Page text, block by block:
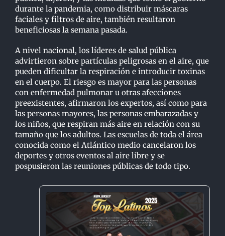
durante la pandemia, como distribuir máscaras
faciales y filtros de aire, también resultaron
beneficiosas la semana pasada.
A nivel nacional, los líderes de salud pública
advirtieron sobre partículas peligrosas en el aire, que
pueden dificultar la respiración e introducir toxinas
en el cuerpo. El riesgo es mayor para las personas
con enfermedad pulmonar u otras afecciones
preexistentes, afirmaron los expertos, así como para
las personas mayores, las personas embarazadas y
los niños, que respiran más aire en relación con su
tamaño que los adultos. Las escuelas de toda el área
conocida como el Atlántico medio cancelaron los
deportes y otros eventos al aire libre y se
pospusieron las reuniones públicas de todo tipo.